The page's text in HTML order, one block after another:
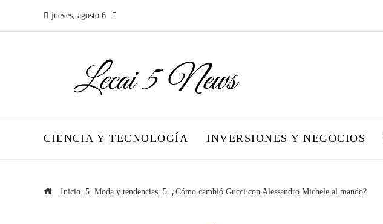
jueves, agosto 6
CIENCIA Y TECNOLOGÍA INVERSIONES Y NEGOCIOS
Inicio Moda y tendencias ¿Cómo cambió Gucci con Alessandro Michele al mando?